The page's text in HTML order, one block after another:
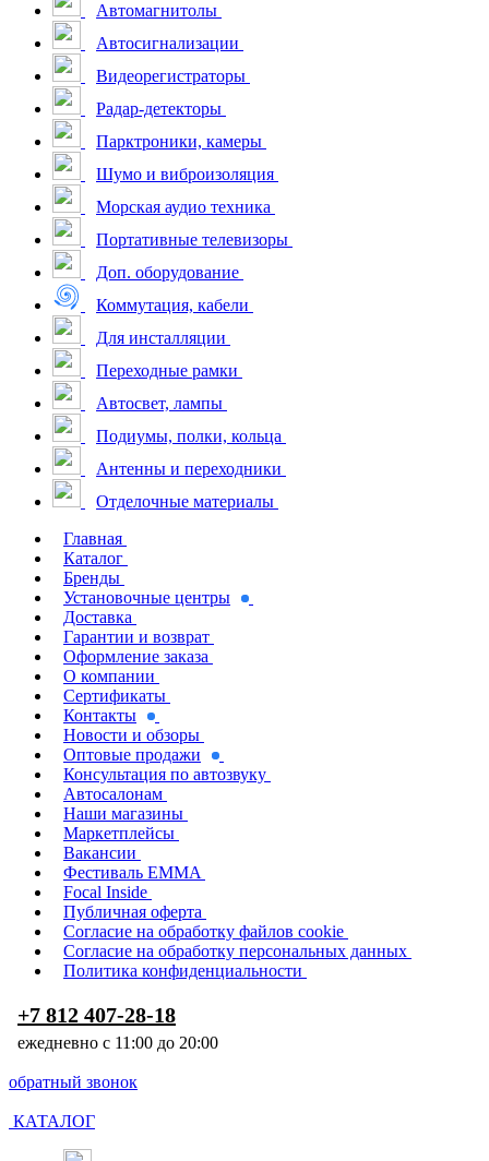
Автомагнитолы
Автосигнализации
Видеорегистраторы
Радар-детекторы
Парктроники, камеры
Шумо и виброизоляция
Морская аудио техника
Портативные телевизоры
Доп. оборудование
Коммутация, кабели
Для инсталляции
Переходные рамки
Автосвет, лампы
Подиумы, полки, кольца
Антенны и переходники
Отделочные материалы
Главная
Каталог
Бренды
Установочные центры
Доставка
Гарантии и возврат
Оформление заказа
О компании
Сертификаты
Контакты
Новости и обзоры
Оптовые продажи
Консультация по автозвуку
Автосалонам
Наши магазины
Маркетплейсы
Вакансии
Фестиваль EMMA
Focal Inside
Публичная оферта
Согласие на обработку файлов cookie
Согласие на обработку персональных данных
Политика конфиденциальности
+7 812 407-28-18
ежедневно с 11:00 до 20:00
обратный звонок
КАТАЛОГ